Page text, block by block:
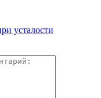
усталости